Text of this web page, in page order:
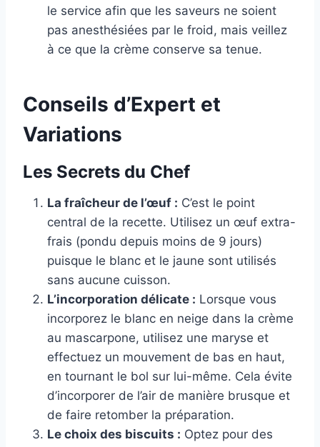
le service afin que les saveurs ne soient
pas anesthésiées par le froid, mais veillez
à ce que la crème conserve sa tenue.
Conseils d’Expert et
Variations
Les Secrets du Chef
La fraîcheur de l’œuf : C’est le point
central de la recette. Utilisez un œuf extra-
frais (pondu depuis moins de 9 jours)
puisque le blanc et le jaune sont utilisés
sans aucune cuisson.
L’incorporation délicate : Lorsque vous
incorporez le blanc en neige dans la crème
au mascarpone, utilisez une maryse et
effectuez un mouvement de bas en haut,
en tournant le bol sur lui-même. Cela évite
d’incorporer de l’air de manière brusque et
de faire retomber la préparation.
Le choix des biscuits : Optez pour des